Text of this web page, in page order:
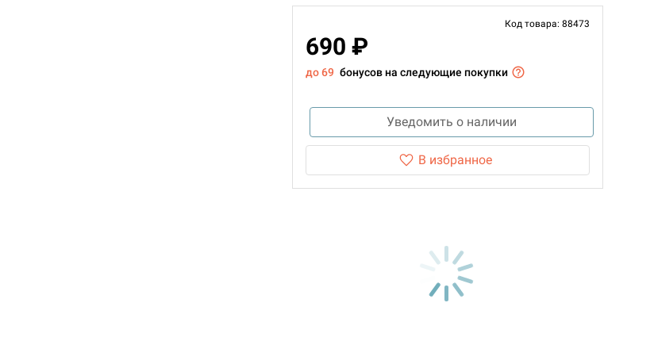
Код товара: 88473
690 ₽
до 69 бонусов на следующие покупки
Уведомить о наличии
В избранное